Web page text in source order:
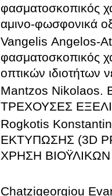
φασματοσκοπικός
αμινο-φωσφονικά
Vangelis Angelos-
φασματοσκοπικός
οπτικών ιδιοτήτων
Mantzos Nikolaos.
ΤΡΕΧΟΥΣΕΣ
Rogkotis
ΕΚΤΥΠΩΣΗΣ (3D
ΧΡΗΣΗ ΒΙΟΫΛΙΚΩΝ
Chatzigeorgiou